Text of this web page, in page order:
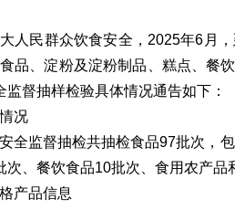
人民群众饮食安全，2025年6月
品、淀粉及淀粉制品、糕点、餐
监督抽样检验具体情况通告如下：
况
全监督抽检共抽检食品97批次，
次、餐饮食品10批次、食用农产
产品信息